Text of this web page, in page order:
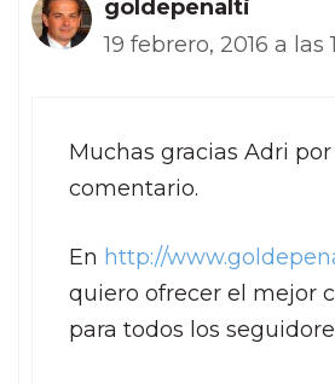
goldepenalti
19 febrero, 2016 a las
Muchas gracias Adri
comentario.
En http://
quiero ofrecer el mejor
para todos los